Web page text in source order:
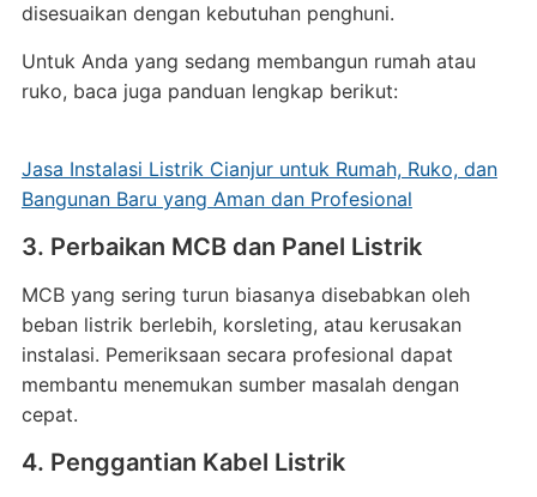
disesuaikan dengan kebutuhan penghuni.
Untuk Anda yang sedang membangun rumah atau
ruko, baca juga panduan lengkap berikut:
Jasa Instalasi Listrik Cianjur untuk Rumah, Ruko, dan
Bangunan Baru yang Aman dan Profesional
3. Perbaikan MCB dan Panel Listrik
MCB yang sering turun biasanya disebabkan oleh
beban listrik berlebih, korsleting, atau kerusakan
instalasi. Pemeriksaan secara profesional dapat
membantu menemukan sumber masalah dengan
cepat.
4. Penggantian Kabel Listrik